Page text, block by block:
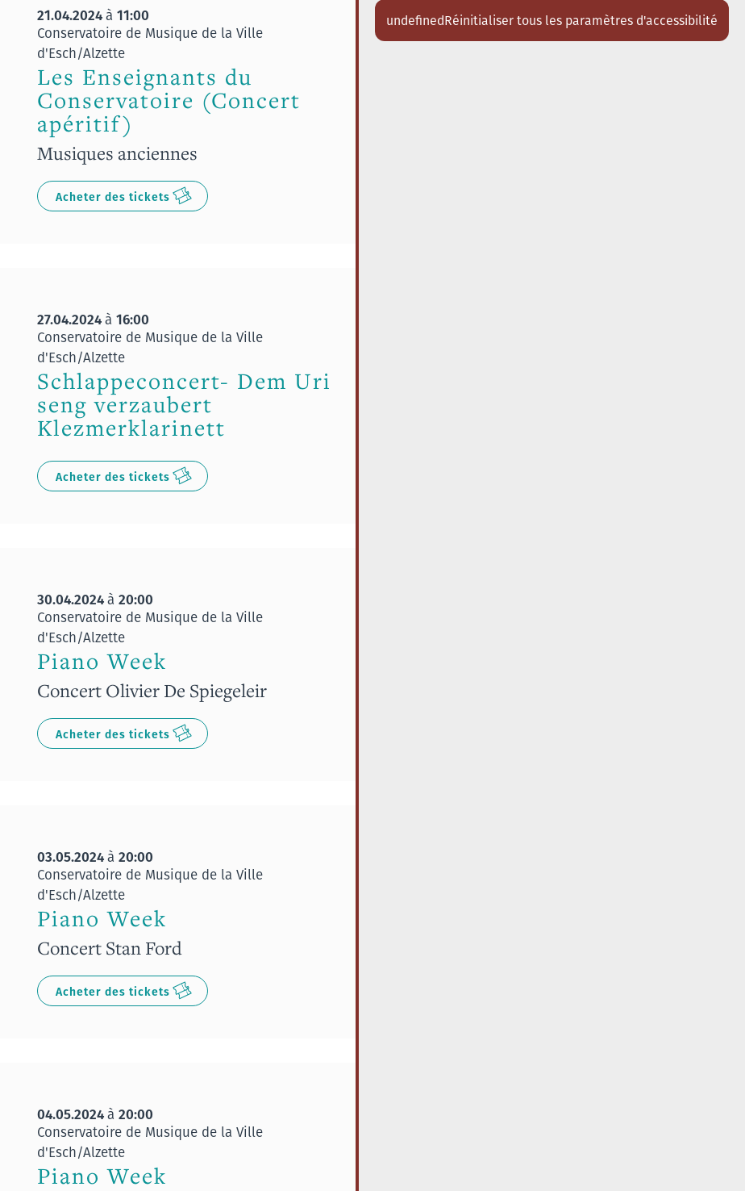
21.04.2024à 11:00
Conservatoire de Musique de la Ville
d'Esch/Alzette
Les Enseignants du
Conservatoire (Concert
apéritif)
Musiques anciennes
Acheter des tickets
27.04.2024à 16:00
Conservatoire de Musique de la Ville
d'Esch/Alzette
Schlappeconcert- Dem Uri
seng verzaubert
Klezmerklarinett
Acheter des tickets
30.04.2024à 20:00
Conservatoire de Musique de la Ville
d'Esch/Alzette
Piano Week
Concert Olivier De Spiegeleir
Acheter des tickets
03.05.2024à 20:00
Conservatoire de Musique de la Ville
d'Esch/Alzette
Piano Week
Concert Stan Ford
Acheter des tickets
04.05.2024à 20:00
Conservatoire de Musique de la Ville
d'Esch/Alzette
Piano Week
undefinedRéinitialiser tous les paramètres d'accessibilité